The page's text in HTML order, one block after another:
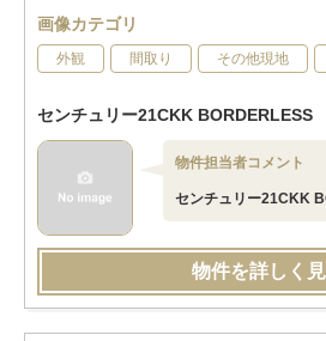
画像カテゴリ
外観 間取り その他現地
センチュリー21CKK BORDERLESS
物件担当者コメント
センチュリー21CKK
物件を詳しく